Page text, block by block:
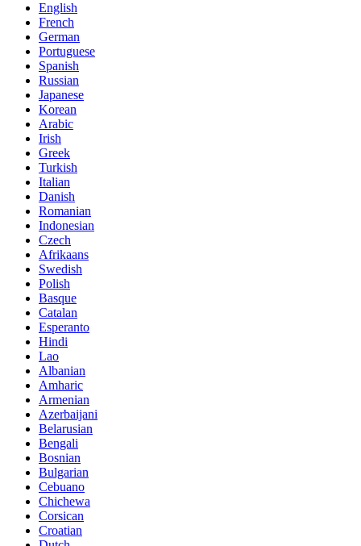
English
French
German
Portuguese
Spanish
Russian
Japanese
Korean
Arabic
Irish
Greek
Turkish
Italian
Danish
Romanian
Indonesian
Czech
Afrikaans
Swedish
Polish
Basque
Catalan
Esperanto
Hindi
Lao
Albanian
Amharic
Armenian
Azerbaijani
Belarusian
Bengali
Bosnian
Bulgarian
Cebuano
Chichewa
Corsican
Croatian